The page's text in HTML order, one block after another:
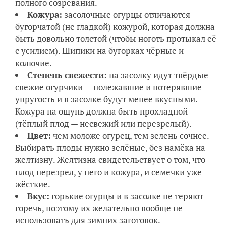
полного созревания.
Кожура: засолочные огурцы отличаются
бугорчатой (не гладкой) кожурой, которая должна
быть довольно толстой (чтобы ноготь протыкал её
с усилием). Шипики на бугорках чёрные и
колючие.
Степень свежести: на засолку идут твёрдые
свежие огурчики — полежавшие и потерявшие
упругость и в засолке будут менее вкусными.
Кожура на ощупь должна быть прохладной
(тёплый плод — несвежий или перезрелый).
Цвет: чем моложе огурец, тем зелень сочнее.
Выбирать плоды нужно зелёные, без намёка на
желтизну. Желтизна свидетельствует о том, что
плод перезрел, у него и кожура, и семечки уже
жёсткие.
Вкус: горькие огурцы и в засолке не теряют
горечь, поэтому их желательно вообще не
использовать для зимних заготовок.